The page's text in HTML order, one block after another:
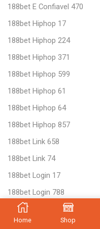
188bet E Confiavel 470
188bet Hiphop 17
188bet Hiphop 224
188bet Hiphop 371
188bet Hiphop 599
188bet Hiphop 61
188bet Hiphop 64
188bet Hiphop 857
188bet Link 658
188bet Link 74
188bet Login 17
188bet Login 788
188bet Nha Cai 201
188bet Nha Cai 600
Home Shop